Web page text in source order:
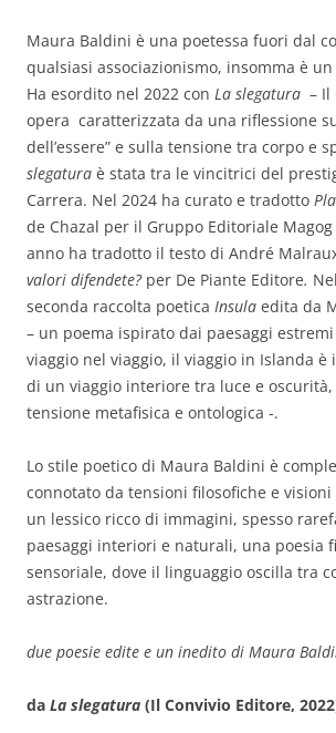
Maura Baldini è una poetessa fuori dal
qualsiasi associazionismo, insomma è
Ha esordito nel 2022 con La slegatura – Il
opera caratterizzata da una riflessione
dell’essere” e sulla tensione tra corpo e
slegatura è stata tra le vincitrici del
Carrera. Nel 2024 ha curato e tradotto
de Chazal per il Gruppo Editoriale
anno ha tradotto il testo di André
valori difendete?per De Piante Editore.
seconda raccolta poetica Insula edita da
– un poema ispirato dai paesaggi estremi
viaggio nel viaggio, il viaggio in Islanda è
di un viaggio interiore tra luce e
tensione metafisica e ontologica -.
Lo stile poetico di Maura Baldini è
connotato da tensioni filosofiche e
un lessico ricco di immagini, spesso
paesaggi interiori e naturali, una poesia
sensoriale, dove il linguaggio oscilla tra
astrazione.
due poesie edite e un inedito di Maura
da La slegatura (Il Convivio Editore,